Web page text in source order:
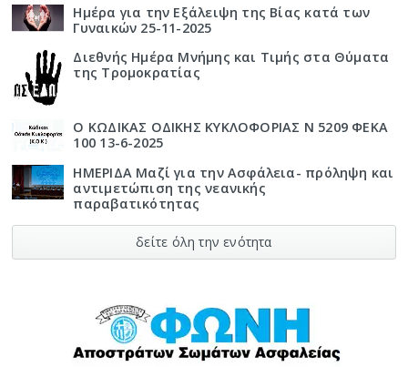
Ημέρα για την Εξάλειψη της Βίας κατά των
Γυναικών 25-11-2025
Διεθνής Ημέρα Μνήμης και Τιμής στα Θύματα
της Τρομοκρατίας
Ο ΚΩΔΙΚΑΣ ΟΔΙΚΗΣ ΚΥΚΛΟΦΟΡΙΑΣ Ν 5209 ΦΕΚΑ
100 13-6-2025
ΗΜΕΡΙΔΑ Μαζί για την Ασφάλεια- πρόληψη και
αντιμετώπιση της νεανικής
παραβατικότητας
δείτε όλη την ενότητα